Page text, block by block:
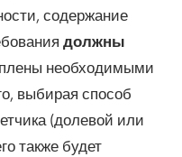
содержание
должны
необходимыми
выбирая способ
(долевой или
также будет